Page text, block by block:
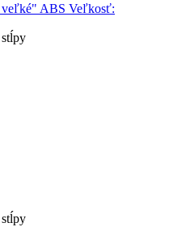
veľké" ABS Veľkosť: